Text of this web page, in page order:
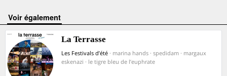
voir également
La Terrasse
Les Festivals d’été · marina hands · spedidam · margaux
eskenazi · le tigre bleu de l’euphrate